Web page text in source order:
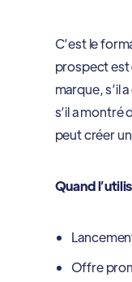
C’est le
prospect est
marque, s’il
s’il a montré
peut créer
Quand
Offre